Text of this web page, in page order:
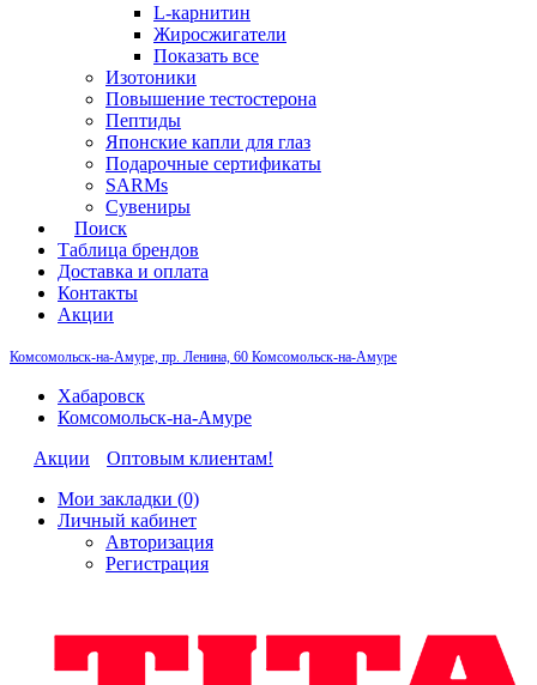
L-карнитин
Жиросжигатели
Показать все
Изотоники
Повышение тестостерона
Пептиды
Японские капли для глаз
Подарочные сертификаты
SARMs
Сувениры
Поиск
Таблица брендов
Доставка и оплата
Контакты
Акции
Комсомольск-на-Амуре, пр. Ленина, 60 Комсомольск-на-Амуре
Хабаровск
Комсомольск-на-Амуре
Акции
Оптовым клиентам!
Мои закладки (0)
Личный кабинет
Авторизация
Регистрация